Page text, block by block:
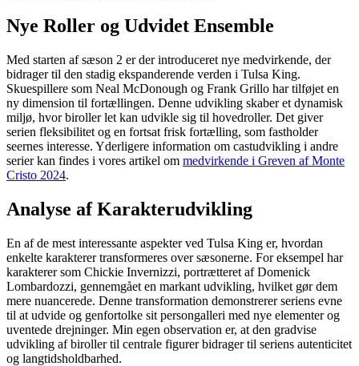
Nye Roller og Udvidet Ensemble
Med starten af sæson 2 er der introduceret nye medvirkende, der
bidrager til den stadig ekspanderende verden i Tulsa King.
Skuespillere som Neal McDonough og Frank Grillo har tilføjet en
ny dimension til fortællingen. Denne udvikling skaber et dynamisk
miljø, hvor biroller let kan udvikle sig til hovedroller. Det giver
serien fleksibilitet og en fortsat frisk fortælling, som fastholder
seernes interesse. Yderligere information om castudvikling i andre
serier kan findes i vores artikel om medvirkende i Greven af Monte
Cristo 2024.
Analyse af Karakterudvikling
En af de mest interessante aspekter ved Tulsa King er, hvordan
enkelte karakterer transformeres over sæsonerne. For eksempel har
karakterer som Chickie Invernizzi, portrætteret af Domenick
Lombardozzi, gennemgået en markant udvikling, hvilket gør dem
mere nuancerede. Denne transformation demonstrerer seriens evne
til at udvide og genfortolke sit persongalleri med nye elementer og
uventede drejninger. Min egen observation er, at den gradvise
udvikling af biroller til centrale figurer bidrager til seriens autenticitet
og langtidsholdbarhed.